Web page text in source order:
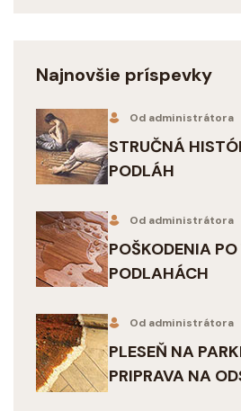
Najnovšie príspevky
Od administrátora
STRUČNÁ
PODLÁH
Od administrátora
POŠKODENIA
PODLAHÁCH
Od administrátora
PLESEŇ NA
PRIPRAVA NA